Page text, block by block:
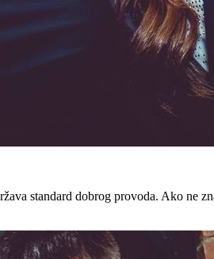
standard dobrog provoda. Ako ne